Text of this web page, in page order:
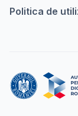
Politica de